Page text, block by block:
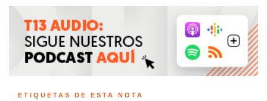
ETIQUETAS DE ESTA NOTA